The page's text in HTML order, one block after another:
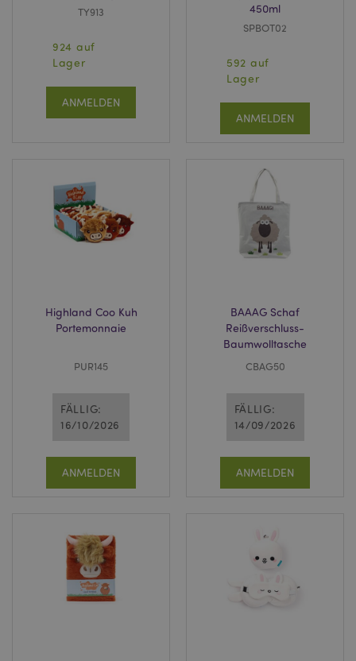
TY913
924 auf
Lager
ANMELDEN
450ml
SPBOT02
592 auf
Lager
ANMELDEN
Highland Coo Kuh
Portemonnaie
PUR145
FÄLLIG:
16/10/2026
ANMELDEN
BAAAG Schaf
Reißverschluss-
Baumwolltasche
CBAG50
FÄLLIG:
14/09/2026
ANMELDEN